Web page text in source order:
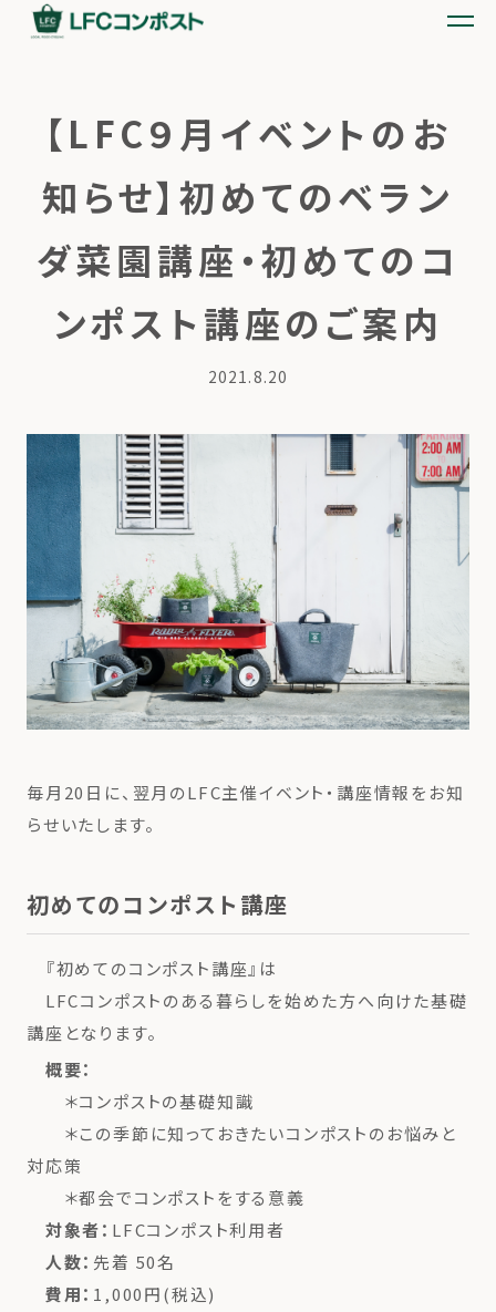
【LFC９月イベントのお
知らせ】初めてのベラン
ダ菜園講座・初めてのコ
ンポスト講座のご案内
2021.8.20
毎月20日に、翌月のLFC主催イベント・講座情報をお知
らせいたします。
初めてのコンポスト講座
『初めてのコンポスト講座』は
LFCコンポストのある暮らしを始めた方へ向けた基礎
講座となります。
概要：
＊コンポストの基礎知識
＊この季節に知っておきたいコンポストのお悩みと
対応策
＊都会でコンポストをする意義
対象者： LFCコンポスト利用者
人数： 先着 50名
費用： 1,000円(税込)